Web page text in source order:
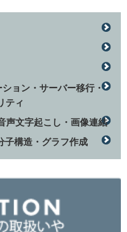
ョン・サーバー移行・
ティ
声文字起こし・画像連結
子構造・グラフ作成